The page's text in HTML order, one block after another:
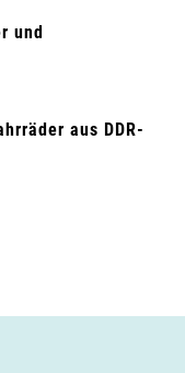
und
aus DDR-